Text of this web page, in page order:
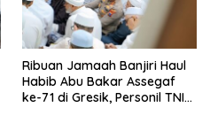
Ribuan Jamaah Banjiri Haul
Habib Abu Bakar Assegaf
ke-71 di Gresik, Personil TNI